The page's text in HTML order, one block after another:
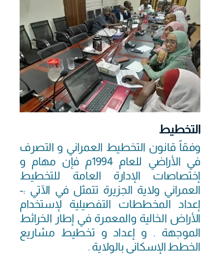
التخطيط
وفقاً قانون التخطيط العمراني و التصرف
في الأراضي للعام 1994م فإن مهام و
إختصاصات الإدارة العامة للتخطيط
العمراني ولاية الجزيرة تتمثل في الآتي :-
إعداد المخططات التفصيلية لإستخدام
الأراض الخالية والمعمرة في إطار الخرائط
الموجهة . و إعداد و تخطيط مشاريع
الخطط الإسكاني بالولاية .